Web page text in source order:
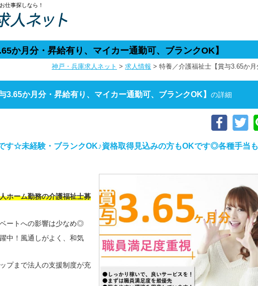
仕事探しなら！
か月分・昇給有り、マイカー通勤可、ブランクOK】
神戸・兵庫求人ネット > 求人情報 > 特養／介護福祉士【賞与3.65か
3.65か月分・昇給有り、マイカー通勤可、ブランクOK】 の詳細
す☆未経験・ブランクOK♪資格取得見込みの方もOKです◎各種手当
ホーム勤務の介護福祉士募
ートへの影響は少なめ◎
中！風通しがよく、和気
プまで法人の支援制度が充